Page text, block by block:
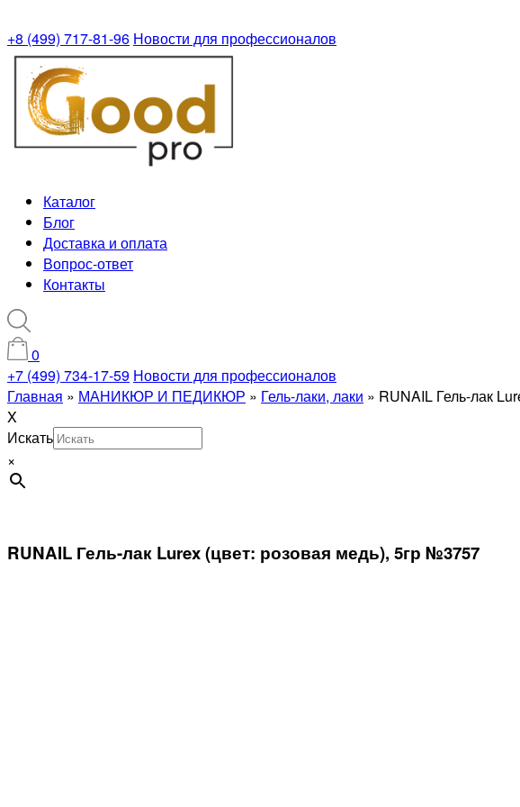
+8 (499) 717-81-96 Новости для профессионалов
Каталог
Блог
Доставка и оплата
Вопрос-ответ
Контакты
0
+7 (499) 734-17-59 Новости для профессионалов
Главная » МАНИКЮР И ПЕДИКЮР » Гель-лаки, лаки » RUNAIL Гель-лак
X
Искать
×
RUNAIL Гель-лак Lurex (цвет: розовая медь), 5гр №3757